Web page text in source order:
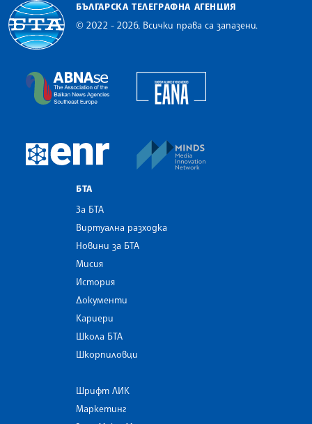
БЪЛГАРСКА ТЕЛЕГРАФНА АГЕНЦИЯ
© 2022 - 2026, Всички права са запазени.
The Assocoation of the Balkan News Agencies
European Newsroom
БТА
За БТА
Виртуална разходка
Новини за БТА
Мисия
История
Документи
Кариери
Школа БТА
Шкорпиловци
Шрифт ЛИК
Маркетинг